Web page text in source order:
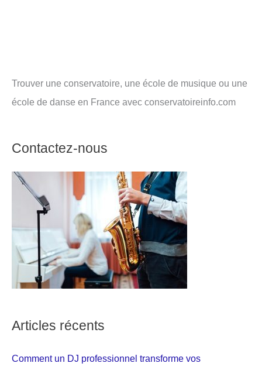
Trouver une conservatoire, une école de musique ou une
école de danse en France avec conservatoireinfo.com
Contactez-nous
Articles récents
Comment un DJ professionnel transforme vos